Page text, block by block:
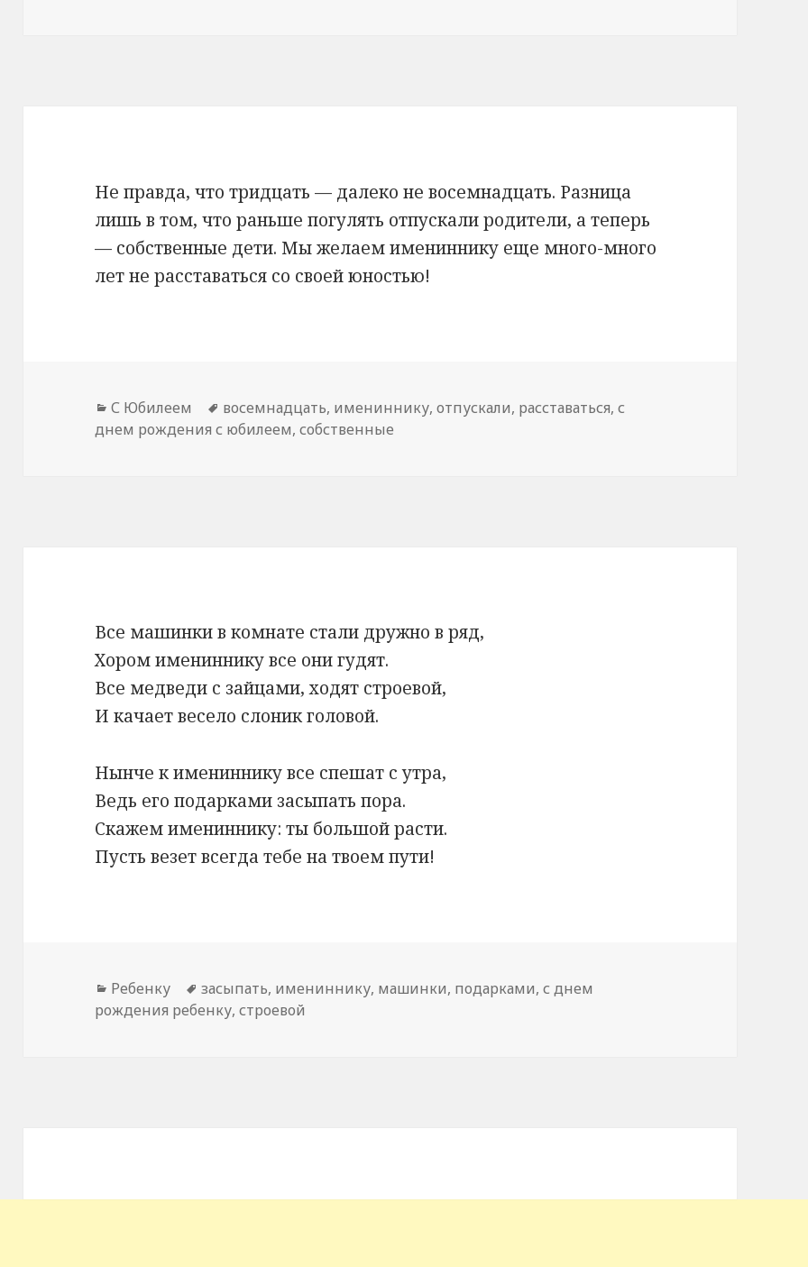
Не правда, что тридцать — далеко не восемнадцать. Разница
лишь в том, что раньше погулять отпускали родители, а теперь
— собственные дети. Мы желаем имениннику еще много-много
лет не расставаться со своей юностью!
Рубрики
С Юбилеем Метки
восемнадцать, имениннику,отпускали, расставаться,с
днем рождения с юбилеем,собственные
Все машинки в комнате стали дружно в ряд,
Хором имениннику все они гудят.
Все медведи с зайцами, ходят строевой,
И качает весело слоник головой.
Нынче к имениннику все спешат с утра,
Ведь его подарками засыпать пора.
Скажем имениннику: ты большой расти.
Пусть везет всегда тебе на твоем пути!
Рубрики
Ребенку Метки
засыпать, имениннику, машинки, подарками,с днем
рождения ребенку,строевой